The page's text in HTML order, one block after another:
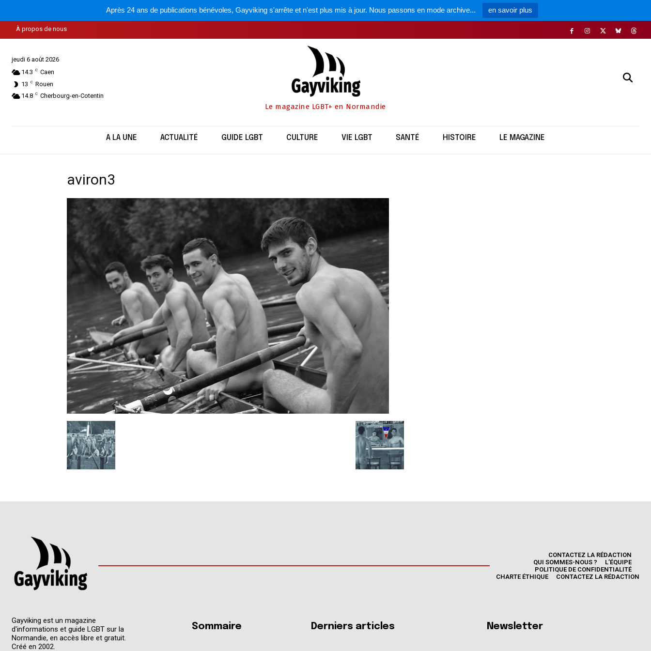
Après 24 ans de publications bénévoles, Gayviking s'arrête et n'est plus mis à jour. Nous passons en mode archive... en savoir plus
À propos de nous
jeudi 6 août 2026
14.3
C Caen
13
C Rouen
14.8 C Cherbourg-en-Cotentin
Le magazine LGBT+ en Normandie
A LA UNE ACTUALITÉ GUIDE LGBT CULTURE VIE LGBT SANTÉ HISTOIRE LE MAGAZINE
aviron3
CONTACTEZ LA RÉDACTION
QUI SOMMES-NOUS ?
L’ÉQUIPE
POLITIQUE DE CONFIDENTIALITÉ
CHARTE ÉTHIQUE
CONTACTEZ LA RÉDACTION
Gayviking est un magazine
d'informations et guide LGBT sur la
Normandie, en accès libre et gratuit.
Créé en 2002.
Sommaire Derniers articles Newsletter